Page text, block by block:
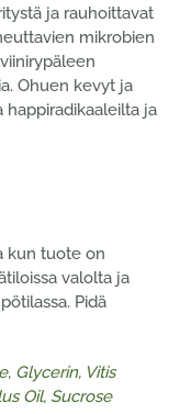
ja rauhoittavat
mikrobien
Ohuen kevyt ja
happiradikaaleilta ja
kun tuote on
valolta ja
Pidä
Glycerin, Vitis
Oil, Sucrose